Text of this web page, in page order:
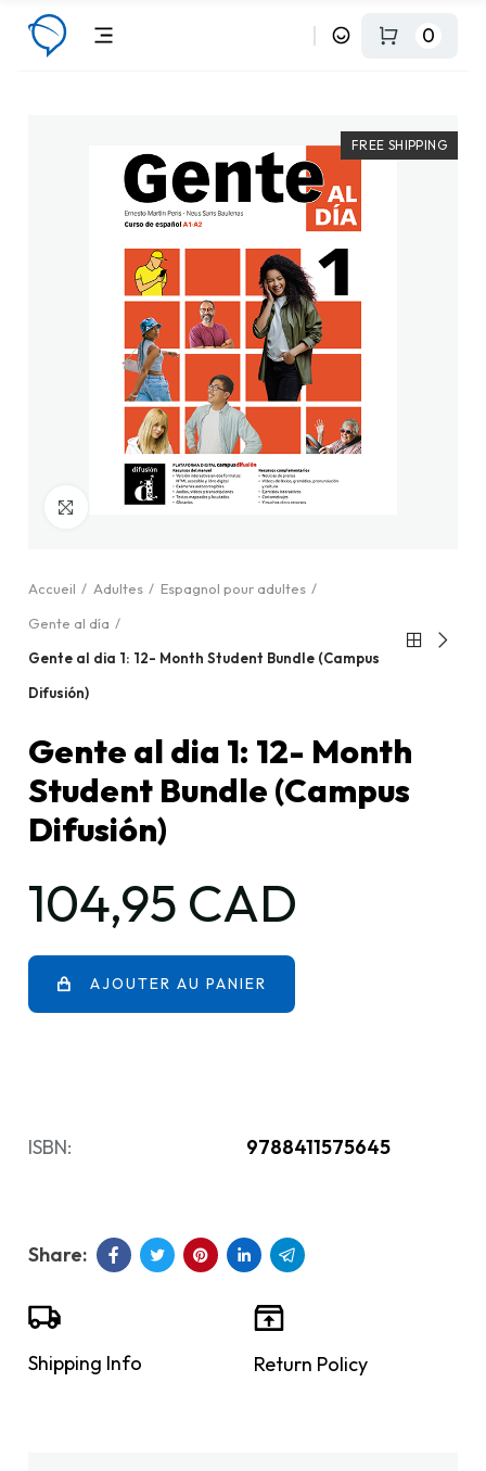
0
FREE SHIPPING
Cliquez pour agrandir
Accueil Adultes
Espagnol pour adultes
Gente al día
Gente al dia 1: 12- Month Student Bundle (Campus
Difusión)
Gente al dia 1: 12- Month
Student Bundle (Campus
Difusión)
104,95 CAD
AJOUTER AU PANIER
ISBN: 9788411575645
Shipping Info Return Policy